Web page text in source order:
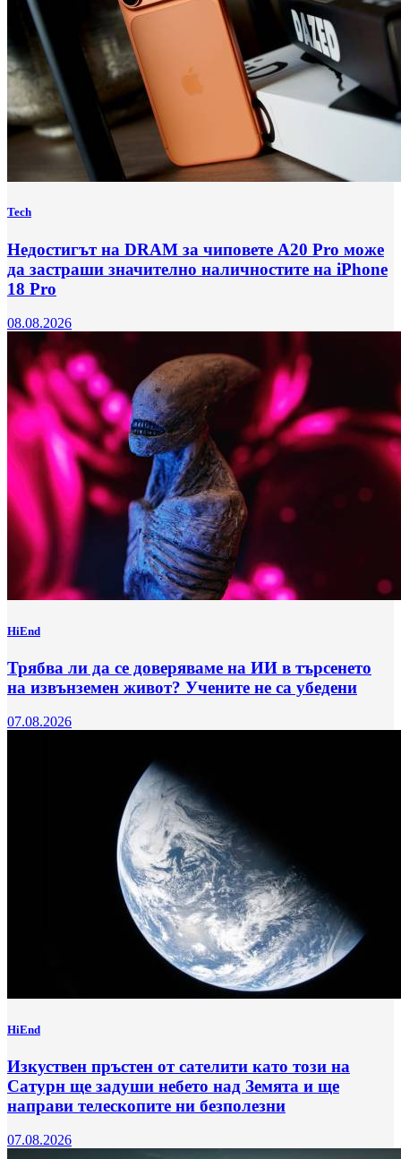
Tech
Недостигът на DRAM за чиповете A20 Pro може
да застраши значително наличностите на iPhone
18 Pro
08.08.2026
HiEnd
Трябва ли да се доверяваме на ИИ в търсенето
на извънземен живот? Учените не са убедени
07.08.2026
HiEnd
Изкуствен пръстен от сателити като този на
Сатурн ще задуши небето над Земята и ще
направи телескопите ни безполезни
07.08.2026